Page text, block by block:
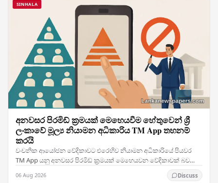
SINHALA
අනවසර පිරමිඩ් ක්‍රමයක් මෙහෙයවීම හේතුවෙන් ශ්‍රී
ලංකාවේ මූල්‍ය නියාමන අධිකාරිය TM App තහනම්
කරයි
වංචනික ආයෝජන වේදිකාවට එරෙහිව නියාමන අධිකාරියේ පියවර
TM App යනු අනවසර පිරමිඩ් ක්‍රමයක් මෙහෙයවන වේදිකාවක් බව
06 Aug 2026 Discuss